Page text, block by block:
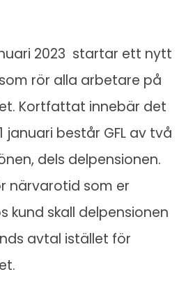
2023 startar ett nytt
rör alla arbetare på
Kortfattat innebär det
består GFL av två
dels delpensionen.
närvarotid som er
kund skall delpensionen
avtal istället för